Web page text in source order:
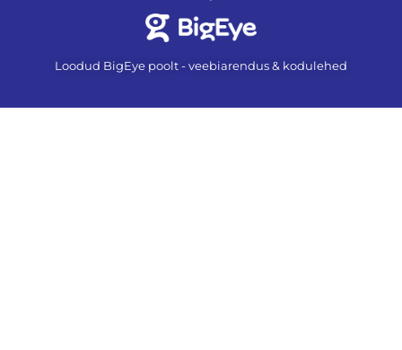
Loodud BigEye poolt - veebiarendus & kodulehed